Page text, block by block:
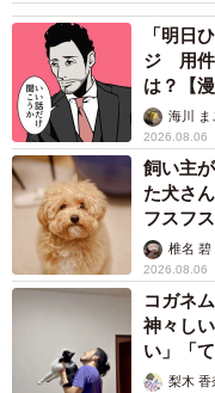
「明日
ジ 用件
は？【漫
海川 ま
2026.08.06
飼い主
た犬さ
フスフ
椎名 碧
2026.08.06
コガネ
神々し
い」「
梨木 香